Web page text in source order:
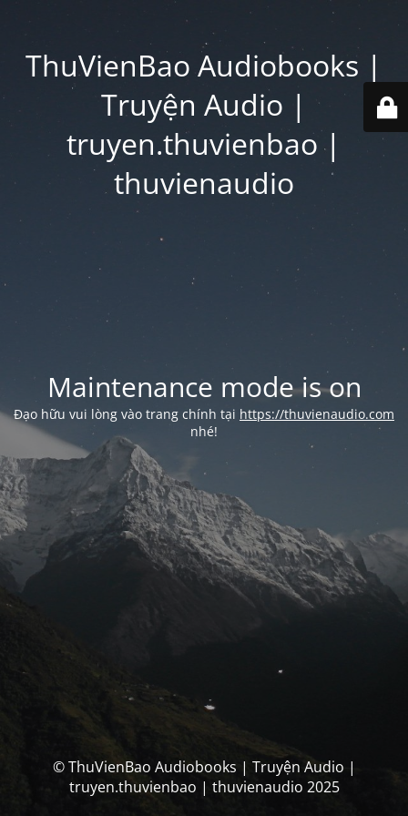
ThuVienBao Audiobooks |
Truyện Audio |
truyen.thuvienbao |
thuvienaudio
Maintenance mode is on
Đạo hữu vui lòng vào trang chính tại https://thuvienaudio.com
nhé!
© ThuVienBao Audiobooks | Truyện Audio |
truyen.thuvienbao | thuvienaudio 2025